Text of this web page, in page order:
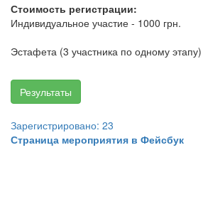
Стоимость регистрации:
Индивидуальное участие - 1000 грн.
Эстафета (3 участника по одному
Результаты
Зарегистрировано: 23
Страница мероприятия в Фейсбук